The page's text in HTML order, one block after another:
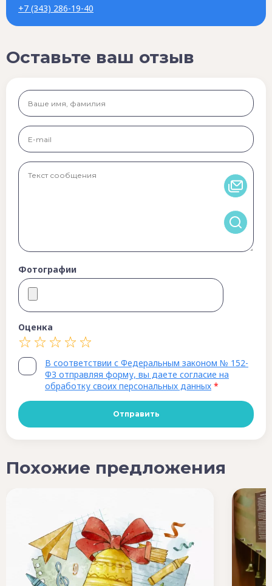
+7 (343) 286-19-40
Оставьте ваш отзыв
Фотографии
Оценка
В соответствии с Федеральным законом № 152-
ФЗ отправляя форму, вы даете согласие на
обработку своих персональных данных *
Похожие предложения